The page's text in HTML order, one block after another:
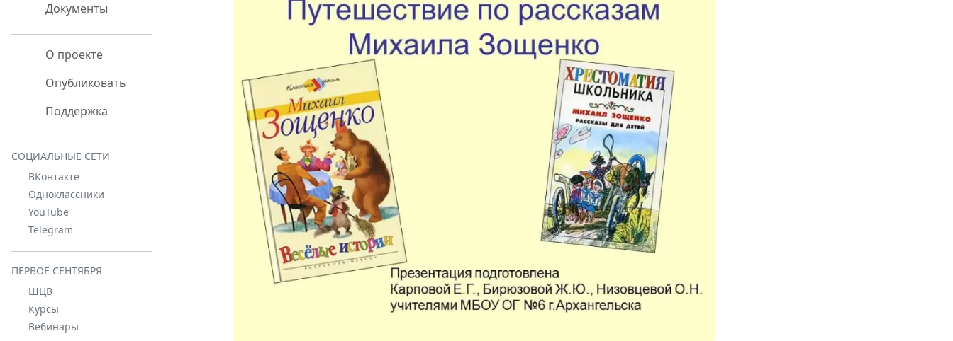
Документы
О проекте
Опубликовать
Поддержка
СОЦИАЛЬНЫЕ СЕТИ
ВКонтакте
Одноклассники
YouTube
Telegram
ПЕРВОЕ СЕНТЯБРЯ
ШЦВ
Курсы
Вебинары